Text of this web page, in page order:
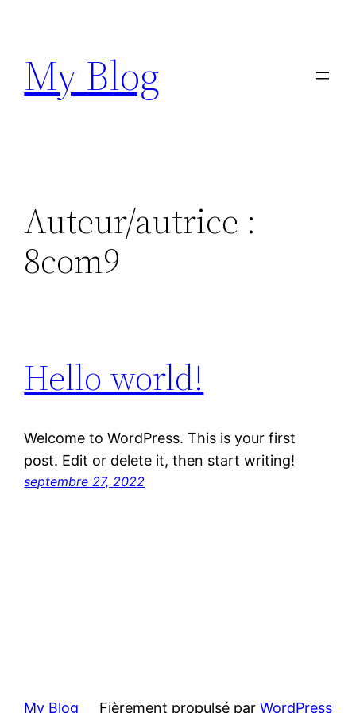
contenu
My Blog
Auteur/autrice :
8com9
Hello world!
Welcome to WordPress. This is your first
post. Edit or delete it, then start writing!
septembre 27, 2022
My Blog Fièrement propulsé par WordPress